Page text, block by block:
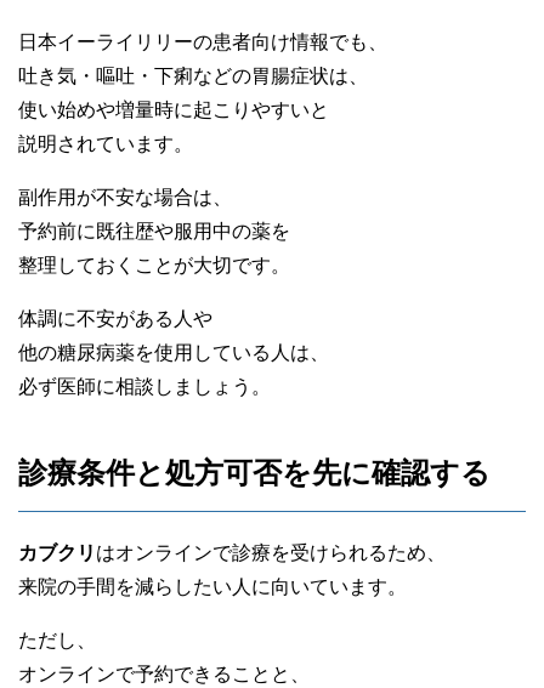
日本イーライリリーの患者向け情報でも、
吐き気・嘔吐・下痢などの胃腸症状は、
使い始めや増量時に起こりやすいと
説明されています。
副作用が不安な場合は、
予約前に既往歴や服用中の薬を
整理しておくことが大切です。
体調に不安がある人や
他の糖尿病薬を使用している人は、
必ず医師に相談しましょう。
診療条件と処方可否を先に確認する
カブクリ はオンラインで診療を受けられるため、
来院の手間を減らしたい人に向いています。
ただし、
オンラインで予約できることと、